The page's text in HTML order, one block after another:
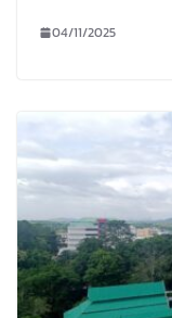
04/11/2025